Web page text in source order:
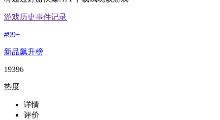
游戏历史事件记录
#99+
新品飙升榜
19396
热度
详情
评价